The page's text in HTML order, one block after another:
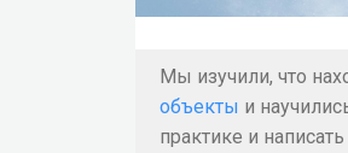
Мы изучили, что
объекты и
практике и